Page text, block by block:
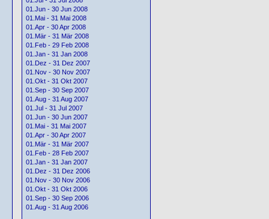
01.Jun - 30 Jun 2008
01.Mai - 31 Mai 2008
01.Apr - 30 Apr 2008
01.Mär - 31 Mär 2008
01.Feb - 29 Feb 2008
01.Jan - 31 Jan 2008
01.Dez - 31 Dez 2007
01.Nov - 30 Nov 2007
01.Okt - 31 Okt 2007
01.Sep - 30 Sep 2007
01.Aug - 31 Aug 2007
01.Jul - 31 Jul 2007
01.Jun - 30 Jun 2007
01.Mai - 31 Mai 2007
01.Apr - 30 Apr 2007
01.Mär - 31 Mär 2007
01.Feb - 28 Feb 2007
01.Jan - 31 Jan 2007
01.Dez - 31 Dez 2006
01.Nov - 30 Nov 2006
01.Okt - 31 Okt 2006
01.Sep - 30 Sep 2006
01.Aug - 31 Aug 2006